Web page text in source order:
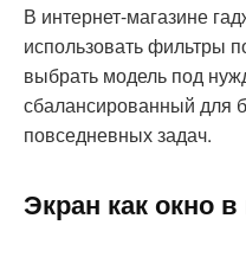
В интернет-магазине
использовать фильтры
выбрать модель под
сбалансированный для
повседневных задач.
Экран как окно